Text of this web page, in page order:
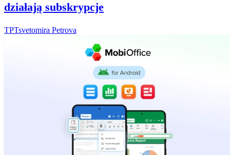
działają subskrypcje
TPTsvetomira Petrova